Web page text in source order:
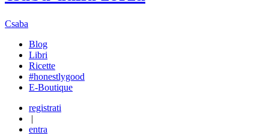
Csaba
Blog
Libri
Ricette
#honestlygood
E-Boutique
registrati
|
entra